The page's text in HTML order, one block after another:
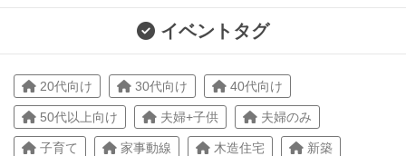
イベントタグ
20代向け 30代向け 40代向け
50代以上向け 夫婦+子供 夫婦のみ
子育て 家事動線 木造住宅 新築